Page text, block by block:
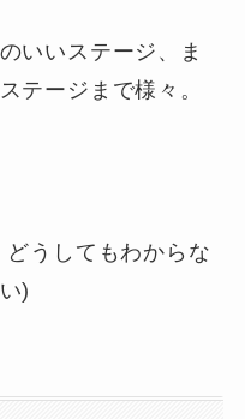
いいステージ、ま
テージまで様々。
うしてもわからな
)